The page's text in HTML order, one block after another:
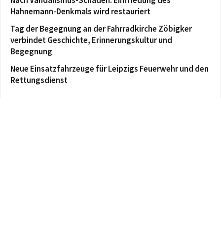
Hahnemann-Denkmals wird restauriert
Tag der Begegnung an der Fahrradkirche Zöbigker
verbindet Geschichte, Erinnerungskultur und
Begegnung
Neue Einsatzfahrzeuge für Leipzigs Feuerwehr und den
Rettungsdienst